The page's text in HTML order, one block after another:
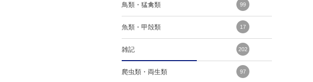
鳥類・猛禽類 99
魚類・甲殻類 17
雑記 202
爬虫類・両生類 97